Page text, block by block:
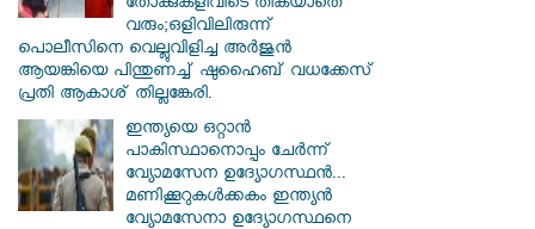
തോക്കുകളിവിടെ തികയാതെ
വരും;ഒളിവിലിരുന്ന്
പൊലീസിനെ വെല്ലുവിളിച്ച അർജുൻ
ആയങ്കിയെ പിന്തുണച്ച് ഷുഹൈബ് വധക്കേസ്
പ്രതി ആകാശ് തില്ലങ്കേരി.
ഇന്ത്യയെ ഒറ്റാൻ
പാകിസ്ഥാനൊപ്പം ചേർന്ന്
വ്യോമസേന ഉദ്യോ​ഗസ്ഥൻ...
മണിക്കൂറുകൾക്കകം ഇന്ത്യൻ
വ്യോമസേനാ ഉദ്യോഗസ്ഥനെ